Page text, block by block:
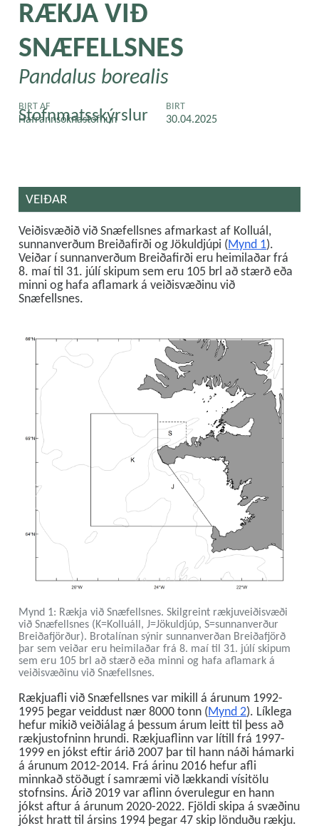
RÆKJA VIÐ
SNÆFELLSNES
Pandalus borealis
Stofnmatsskýrslur
BIRT AF
Hafrannsóknastofnun
BIRT
30.04.2025
VEIÐAR
Veiðisvæðið við Snæfellsnes afmarkast af Kolluál,
sunnanverðum Breiðafirði og Jökuldjúpi (Mynd 1).
Veiðar í sunnanverðum Breiðafirði eru heimilaðar frá
8. maí til 31. júlí skipum sem eru 105 brl að stærð eða
minni og hafa aflamark á veiðisvæðinu við
Snæfellsnes.
Mynd 1: Rækja við Snæfellsnes. Skilgreint rækjuveiðisvæði
við Snæfellsnes (K=Kolluáll, J=Jökuldjúp, S=sunnanverður
Breiðafjörður). Brotalínan sýnir sunnanverðan Breiðafjörð
þar sem veiðar eru heimilaðar frá 8. maí til 31. júlí skipum
sem eru 105 brl að stærð eða minni og hafa aflamark á
veiðisvæðinu við Snæfellsnes.
Rækjuafli við Snæfellsnes var mikill á árunum 1992-
1995 þegar veiddust nær 8000 tonn (Mynd 2). Líklega
hefur mikið veiðiálag á þessum árum leitt til þess að
rækjustofninn hrundi. Rækjuaflinn var lítill frá 1997-
1999 en jókst eftir árið 2007 þar til hann náði hámarki
á árunum 2012-2014. Frá árinu 2016 hefur afli
minnkað stöðugt í samræmi við lækkandi vísitölu
stofnsins. Árið 2019 var aflinn óverulegur en hann
jókst aftur á árunum 2020-2022. Fjöldi skipa á svæðinu
jókst hratt til ársins 1994 þegar 47 skip lönduðu rækju.